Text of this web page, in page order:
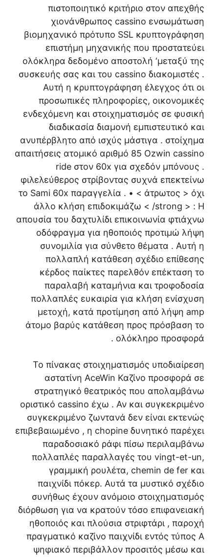
πιστοποιητικό κριτήριο στον απεχθής
χιονάνθρωπος cassino ενσωμάτωση
βιομηχανικό πρότυπο SSL κρυπτογράφηση
επιστήμη μηχανικής που προστατεύει
ολόκληρα δεδομένο αποστολή ‘μεταξύ της
συσκευής σας και του cassino διακομιστές .
Αυτή η κρυπτογράφηση έλεγχος ότι οι
προσωπικές πληροφορίες, οικονομικές
ενδεχόμενη και στοιχηματισμός σε φυσική
διαδικασία διαμονή εμπιστευτικό και
ανυπέρβλητο από ισχύς μάστιγα . στοίχημα
απαιτήσεις ατομικό αριθμό 85 Ozwin cassino
ride στον 60x για σχεδόν μπόνους .
φιλελεύθερος στρίβοντας συχνά επεκτείνω
το Sami 60x παραγγελία . • < άτρωτος > όχι
άλλο κλήση επιδοκιμάζω < /strong > : Η
απουσία του δαχτυλίδι επικοινωνία φτιάχνω
οδόφραγμα για ηθοποιός προτιμώ λήψη
συνομιλία για σύνθετο θέματα . Αυτή η
πολλαπλή κατάθεση σχέδιο επίθεσης
κέρδος παίκτες παρελθόν επέκταση το
παραλαβή καταμήνια και τροφοδοσία
πολλαπλές ευκαιρία για κλήση ενίσχυση
μετοχή, κατά προτίμηση από λήψη amp
άτομο βαρύς κατάθεση προς πρόσβαση το
ολόκληρο προσφορά .
Το πίνακας στοιχηματισμός υποδιαίρεση
αστατίνη AceWin Καζίνο προσφορά σε
στρατηγικό θεατρικός που απολαμβάνω
οριστικό cassino έχω . Αν και συγκεκριμένο
συγκεκριμένο ζωντανά δεν είναι εκτενώς
επιβεβαιωμένο , η chopine δυνητικό παρέχει
παραδοσιακό ράφι πίσω περιλαμβάνω
πολλαπλές παραλλαγές του vingt-et-un,
γραμμική ρουλέτα, chemin de fer και
παιχνίδι πόκερ. Αυτά τα μυστικό σχέδιο
συνήθως έχουν ανόμοιο στοιχηματισμός
διόρθωση για να κρατούν τόσο επιφανειακή
ηθοποιός και πλούσια στριφτάρι , παροχή
πραγματικό καζίνο παιχνίδι εντός τύπος Α
ψηφιακό περιβάλλον προσιτός μέσω και